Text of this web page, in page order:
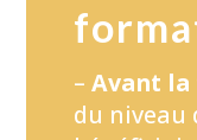
–Avant
du niveau